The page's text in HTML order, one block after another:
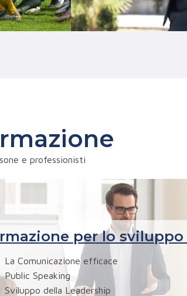
e professionisti
per lo
La Comunicazione efficace
Public Speaking
Sviluppo della Leadership